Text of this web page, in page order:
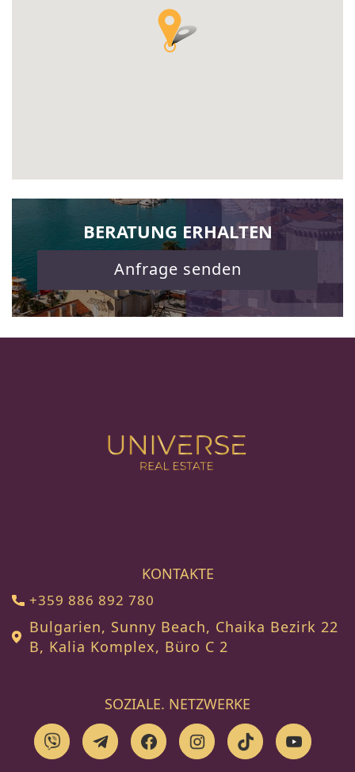
BERATUNG ERHALTEN
Anfrage senden
KONTAKTE
+359 886 892 780
Bulgarien, Sunny Beach, Chaika Bezirk 22
B, Kalia Komplex, Büro C 2
SOZIALE. NETZWERKE